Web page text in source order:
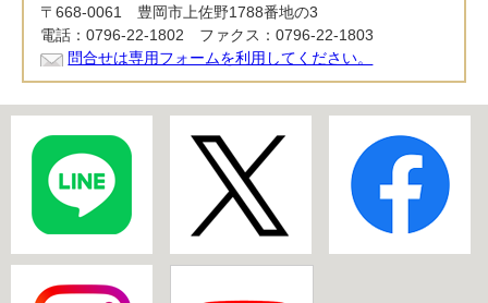
〒668-0061 豊岡市上佐野1788番地の3
電話：0796-22-1802 ファクス：0796-22-1803
問合せは専用フォームを利用してください。